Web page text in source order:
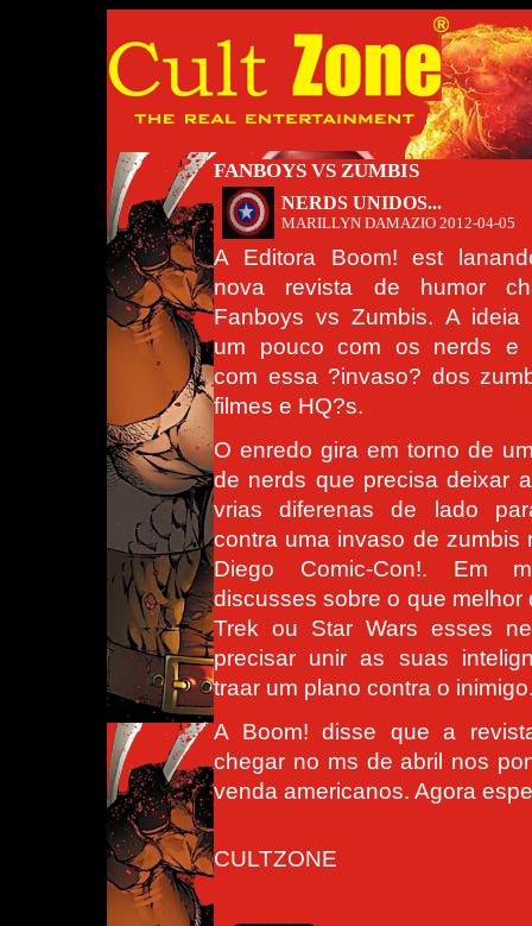
FANBOYS VS ZUMBIS
NERDS UNIDOS...
MARILLYN DAMAZIO 2012-04-05
A Editora Boom! est
nova revista de humor
Fanboys vs Zumbis. A ideia
um pouco com os nerds e
com essa ?invaso? dos
filmes e HQ?s.
O enredo gira em torno de
de nerds que precisa deixar
vrias diferenas de lado
contra uma invaso de zumbis
Diego Comic-Con!. Em
discusses sobre o que melhor
Trek ou Star Wars esses
precisar unir as suas
traar um plano contra o
A Boom! disse que a
chegar no ms de abril nos
venda americanos. Agora
CULTZONE